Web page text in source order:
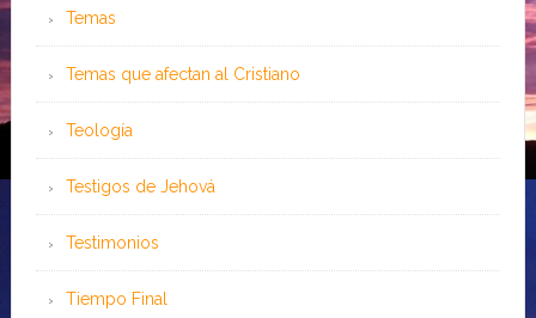
Temas
Temas que afectan al Cristiano
Teología
Testigos de Jehová
Testimonios
Tiempo Final